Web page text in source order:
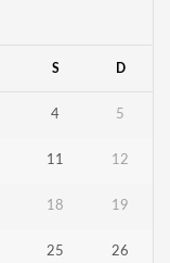
S D
4 5
11 12
18 19
25 26